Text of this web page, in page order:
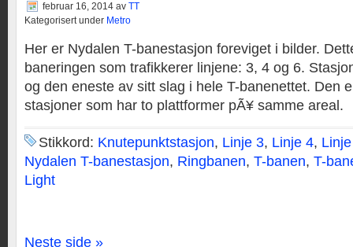
februar 16, 2014 av TT
Kategorisert under Metro
Her er Nydalen T-banestasjon foreviget i bilder.
baneringen som trafikkerer linjene: 3, 4 og 6.
og den eneste av sitt slag i hele T-banenettet. Den
stasjoner som har to plattformer pÃ¥ samme areal.
Stikkord: Knutepunktstasjon, Linje 3, Linje 4,
Nydalen T-banestasjon, Ringbanen, T-banen, T-
Light
Neste side »